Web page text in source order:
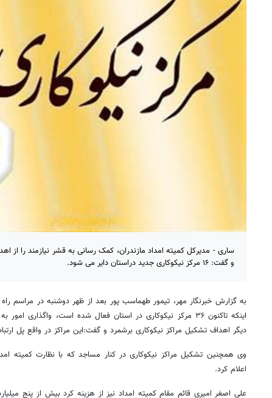
ساری - مدیرکل کمیته امداد مازندران، کمک رسانی به قشر نیازمند را از
و گفت: ۱۶ مرکز نیکوکاری جدید دراستان دایر می شود.
به گزارش خبرنگار مهر، تیمور طهماسب پور بعد از ظهر دوشنبه در مراسم راه
اینکه تاکنون ۳۶ مرکز نیکوکاری در استان فعال شده است، واگذاری
دیگر اهداف تشکیل مراکز نیکوکاری برشمرد و گفت:این مراکز در واقع پل
وی همچنین تشکیل مراکز نیکوکاری در کنار مساجد که با نظارت کمیته
اعلام کرد.